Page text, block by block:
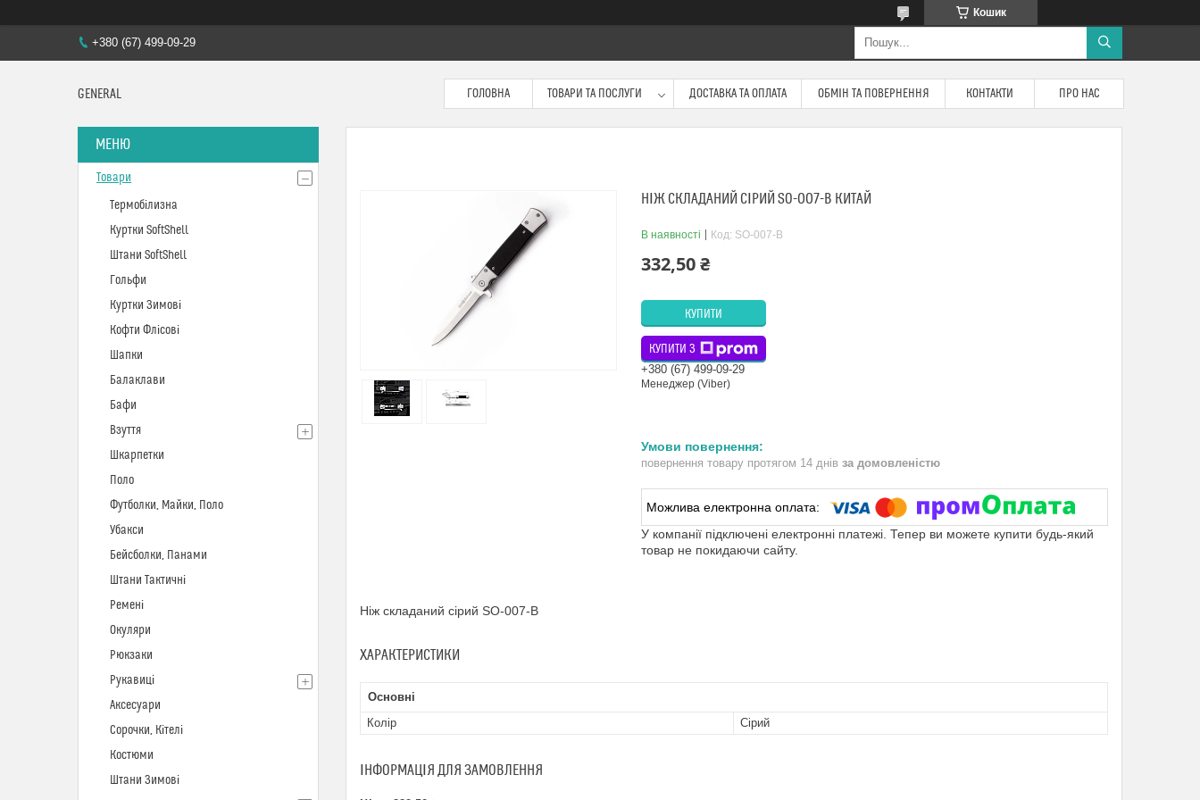
Кошик
+380 (67) 499-09-29
GENERAL ГОЛОВНА ТОВАРИ ТА ПОСЛУГИ ДОСТАВКА ТА ОПЛАТА ОБМІН ТА ПОВЕРНЕННЯ КОНТАКТИ ПРО НАС
НІЖ СКЛАДАНИЙ СІРИЙ SO-007-B КИТАЙ
В наявності Код: SO-007-B
332,50 ₴
КУПИТИ
КУПИТИ З
+380 (67) 499-09-29
Менеджер (Viber)
повернення товару протягом 14 днів за домовленістю
У компанії підключені електронні платежі. Тепер ви можете купити будь-який
товар не покидаючи сайту.
Ніж складаний сірий SO-007-B
ХАРАКТЕРИСТИКИ
Основні
Колір
Сірий
ІНФОРМАЦІЯ ДЛЯ ЗАМОВЛЕННЯ
Товари
Термобілизна
Куртки SoftShell
Штани SoftShell
Гольфи
Куртки Зимові
Кофти Флісові
Шапки
Балаклави
Бафи
Взуття
Шкарпетки
Поло
Футболки, Майки, Поло
Убакси
Бейсболки, Панами
Штани Тактичні
Ремені
Окуляри
Рюкзаки
Рукавиці
Аксесуари
Сорочки, Кітелі
Костюми
Штани Зимові